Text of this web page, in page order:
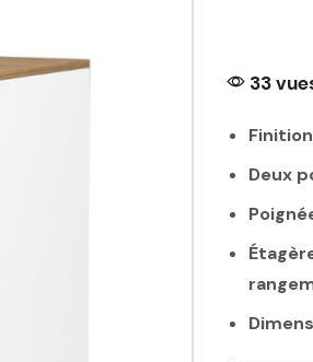
33
Deux